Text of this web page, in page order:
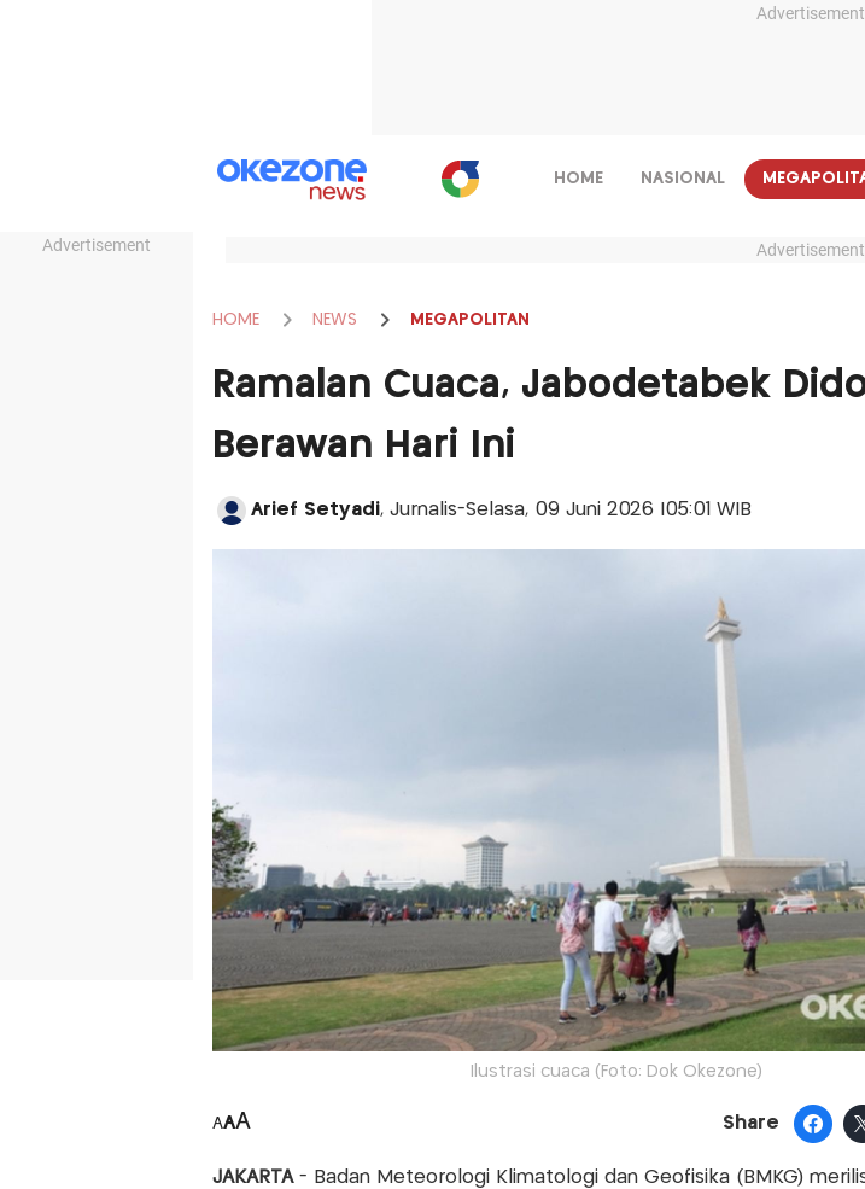
Advertisement
Advertisement
HOME NASIONAL
Advertisement
HOME NEWS MEGAPOLITAN
Ramalan Cuaca, Jabodetabek
Berawan Hari Ini
Arief Setyadi, Jurnalis-Selasa, 09 Juni 2026 |05:01 WIB
Ilustrasi cuaca (Foto: Dok Okezone)
AAA Share
JAKARTA - Badan Meteorologi Klimatologi dan Geofisika (BMKG)